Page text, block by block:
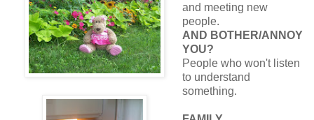
and meeting new
people.
AND BOTHER/ANNOY
YOU?
People who won't listen
to understand
something.